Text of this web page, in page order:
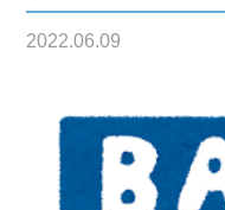
2022.06.09